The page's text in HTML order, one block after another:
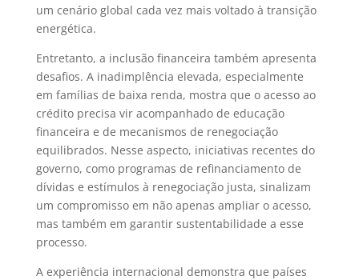
um cenário global cada vez mais voltado à transição
energética.
Entretanto, a inclusão financeira também apresenta
desafios. A inadimplência elevada, especialmente
em famílias de baixa renda, mostra que o acesso ao
crédito precisa vir acompanhado de educação
financeira e de mecanismos de renegociação
equilibrados. Nesse aspecto, iniciativas recentes do
governo, como programas de refinanciamento de
dívidas e estímulos à renegociação justa, sinalizam
um compromisso em não apenas ampliar o acesso,
mas também em garantir sustentabilidade a esse
processo.
A experiência internacional demonstra que países